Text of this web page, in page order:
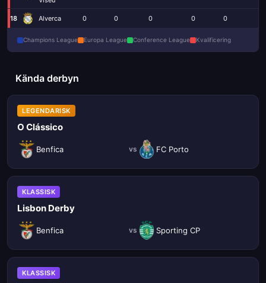
18 Alverca 0 0 0 0 0
Champions League Europa League Conference League Kvalificering
Kända derbyn
LEGENDARISK
O Clássico
Benfica vs FC Porto
KLASSISK
Lisbon Derby
Benfica vs Sporting CP
KLASSISK